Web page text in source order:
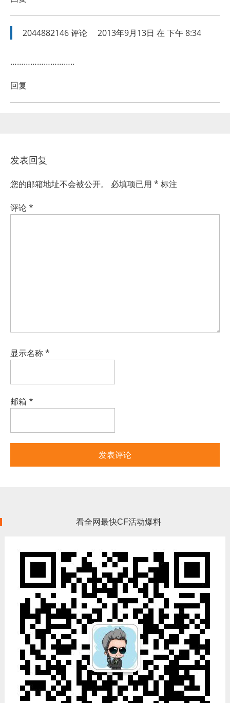
2044882146评论 2013年9月13日 在 下午 8:34
………………………..
回复
发表回复
您的邮箱地址不会被公开。 必填项已用 * 标注
评论*
显示名称*
邮箱 *
看全网最快CF活动爆料